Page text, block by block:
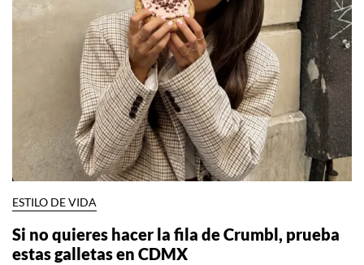
ESTILO DE VIDA
Si no quieres hacer la fila de Crumbl, prueba
estas galletas en CDMX